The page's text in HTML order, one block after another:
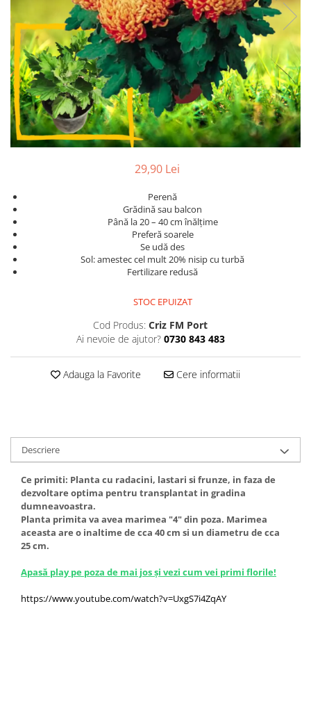
Muscate
Panselute
Petunii
Semiumbra sau umbra
Soare puternic
Soare sau semiumbra
Steaua Egiptului
Trandafiri
Trompeta ingerilor
Zambile bulbi
Țânțărică
29,90 Lei
Perenă
Grădină sau balcon
Până la 20 – 40 cm înălțime
Preferă soarele
Se udă des
Sol: amestec cel mult 20% nisip cu turbă
Fertilizare redusă
STOC EPUIZAT
Cod Produs: Criz FM Port
Ai nevoie de ajutor? 0730 843 483
Adauga la Favorite Cere informatii
Descriere
Ce primiti: Planta cu radacini, lastari si frunze, in faza de
dezvoltare optima pentru transplantat in gradina
dumneavoastra.
Planta primita va avea marimea "4" din poza. Marimea
aceasta are o inaltime de cca 40 cm si un diametru de cca
25 cm.
Apasă play pe poza de mai jos și vezi cum vei primi florile!
https://www.youtube.com/watch?v=UxgS7i4ZqAY